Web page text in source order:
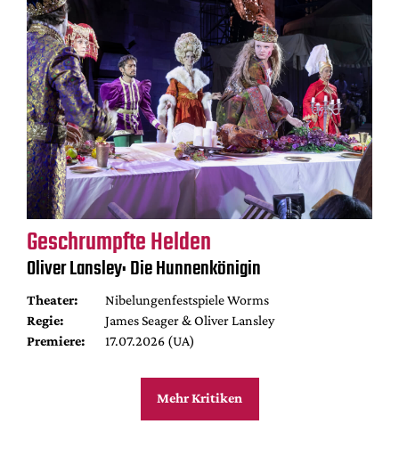
Geschrumpfte Helden
Oliver Lansley: Die Hunnenkönigin
Theater:
Nibelungenfestspiele Worms
Regie:
James Seager & Oliver Lansley
Premiere:
17.07.2026 (UA)
Mehr Kritiken